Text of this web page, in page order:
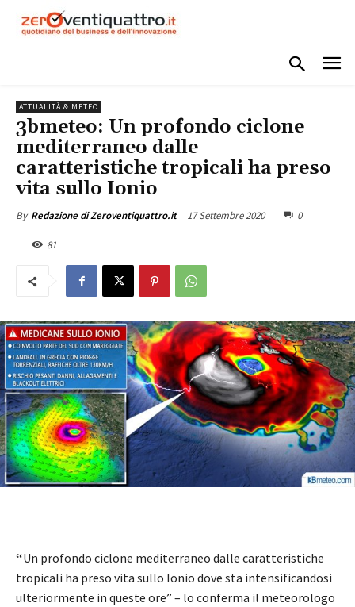
ATTUALITÀ & METEO
3bmeteo: Un profondo ciclone
mediterraneo dalle
caratteristiche tropicali ha preso
vita sullo Ionio
By Redazione di Zeroventiquattro.it 17 Settembre 2020 0
81
“Un profondo ciclone mediterraneo dalle caratteristiche
tropicali ha preso vita sullo Ionio dove sta intensificandosi
ulteriormente in queste ore” – lo conferma il meteorologo